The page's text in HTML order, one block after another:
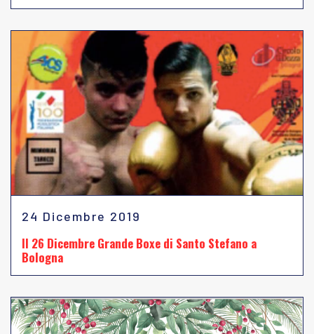
24 Dicembre 2019
Il 26 Dicembre Grande Boxe di Santo Stefano a
Bologna